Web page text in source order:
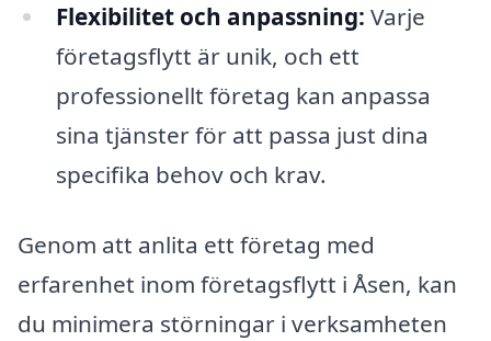
Flexibilitet och anpassning: Varje
företagsflytt är unik, och ett
professionellt företag kan anpassa
sina tjänster för att passa just dina
specifika behov och krav.
Genom att anlita ett företag med
erfarenhet inom företagsflytt i Åsen, kan
du minimera störningar i verksamheten